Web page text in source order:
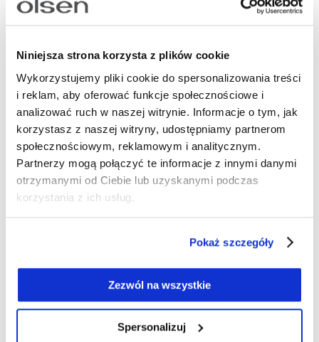
Niniejsza strona korzysta z plików cookie
Wykorzystujemy pliki cookie do spersonalizowania treści
i reklam, aby oferować funkcje społecznościowe i
analizować ruch w naszej witrynie. Informacje o tym, jak
korzystasz z naszej witryny, udostępniamy partnerom
społecznościowym, reklamowym i analitycznym.
Partnerzy mogą połączyć te informacje z innymi danymi
otrzymanymi od Ciebie lub uzyskanymi podczas
korzystania z ich usług.
Pokaż szczegóły
Zezwól na wszystkie
Spersonalizuj
Beżowy sweter damski Henny w paski - Tres Chic
199,00 zł 549,00 zł
Beżowy sweter damski Henny z dekoltem V – Liaison en Vogue
299,00 zł 499,00 zł
-75% -46%